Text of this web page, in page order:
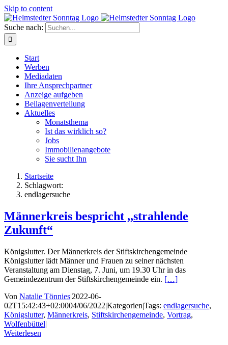
Skip to content
Suche nach:
Start
Werben
Mediadaten
Ihre Ansprechpartner
Anzeige aufgeben
Beilagenverteilung
Aktuelles
Monatsthema
Ist das wirklich so?
Jobs
Immobilienangebote
Sie sucht Ihn
Startseite
Schlagwort:
endlagersuche
Männerkreis bespricht ,,strahlende
Zukunft“
Königslutter. Der Männerkreis der Stiftskirchengemeinde
Königslutter lädt Männer und Frauen zu seiner nächsten
Veranstaltung am Dienstag, 7. Juni, um 19.30 Uhr in das
Gemeindezentrum der Stiftskirchengemeinde ein. […]
Von Natalie Tönnies|2022-06-
02T15:42:43+02:0004/06/2022|Kategorien|Tags: endlagersuche,
Königslutter, Männerkreis, Stiftskirchengemeinde, Vortrag,
Wolfenbüttel|
Weiterlesen